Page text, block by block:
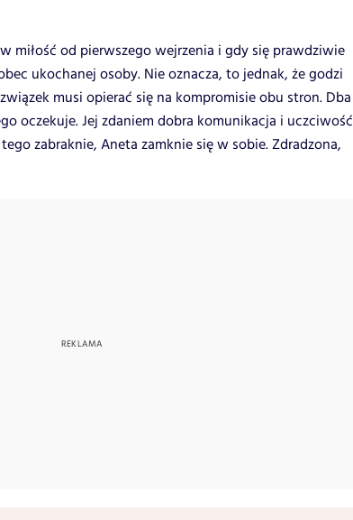
miłość od pierwszego wejrzenia i gdy się prawdziwie
ukochanej osoby. Nie oznacza, to jednak, że godzi
musi opierać się na kompromisie obu stron. Dba
oczekuje. Jej zdaniem dobra komunikacja i uczciwość
zabraknie, Aneta zamknie się w sobie. Zdradzona,